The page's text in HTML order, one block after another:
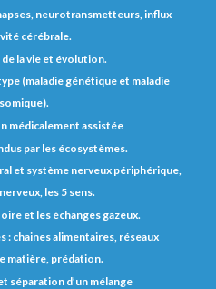
neurotransmetteurs, influx
cérébrale.
la vie et évolution.
(maladie génétique et maladie
médicalement assistée
par les écosystèmes.
et système nerveux périphérique,
les 5 sens.
et les échanges gazeux.
: chaines alimentaires, réseaux
matière, prédation.
séparation d’un mélange